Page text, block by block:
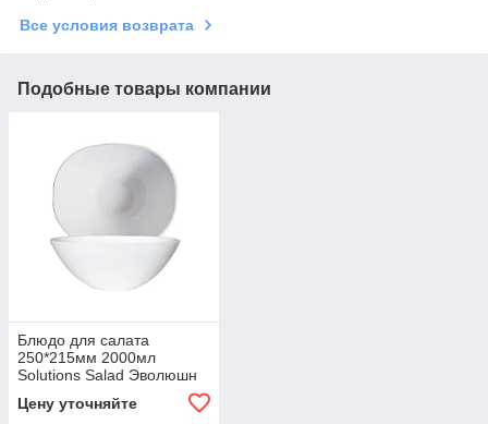
Все условия возврата
Подобные товары компании
Блюдо для салата
250*215мм 2000мл
Solutions Salad Эволюшн
Цену уточняйте